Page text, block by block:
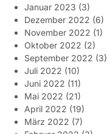
Januar 2023 (3)
Dezember 2022 (6)
November 2022 (1)
Oktober 2022 (2)
September 2022 (3)
Juli 2022 (10)
Juni 2022 (11)
Mai 2022 (21)
April 2022 (19)
März 2022 (7)